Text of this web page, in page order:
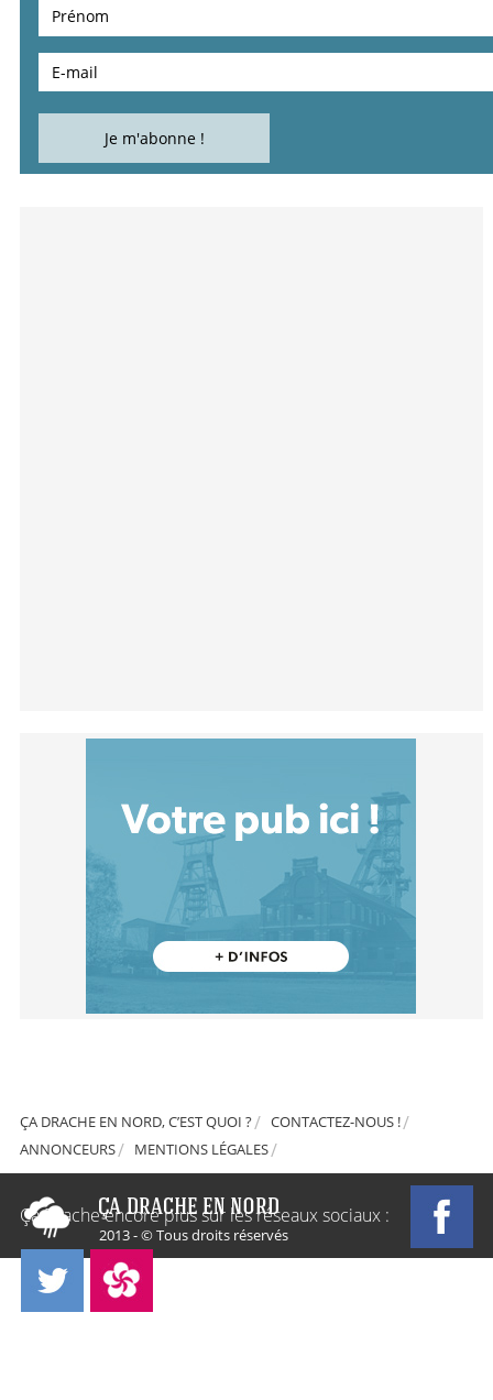
ÇA DRACHE EN NORD, C’EST QUOI ?
CONTACTEZ-NOUS !
ANNONCEURS
MENTIONS LÉGALES
2013 - © Tous droits réservés
Ça Drache encore plus sur les réseaux sociaux :